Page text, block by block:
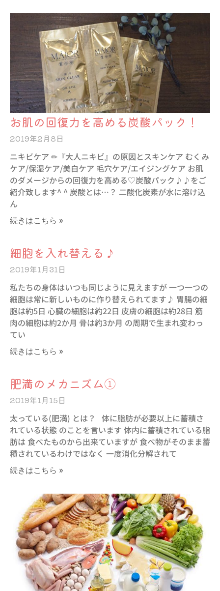
お肌の回復力を高める炭酸パック！
2019年2月8日
ニキビケア ✏︎『大人ニキビ』の原因とスキンケア むくみ
ケア/保湿ケア/美白ケア 毛穴ケア/エイジングケア お肌
のダメージからの回復力を高める♡炭酸パック♪♪をご
紹介致します^ ^ 炭酸とは…？ 二酸化炭素が水に溶け込
ん
続きはこちら »
細胞を入れ替える♪
2019年1月31日
私たちの身体はいつも同じように見えますが 一つ一つの
細胞は常に新しいものに作り替えられてます♪ 胃腸の細
胞は約5日 心臓の細胞は約22日 皮膚の細胞は約28日 筋
肉の細胞は約2か月 骨は約3か月 の周期で生まれ変わっ
てい
続きはこちら »
肥満のメカニズム①
2019年1月15日
太っている(肥満) とは？ 体に脂肪が必要以上に蓄積さ
れている状態 のことを言います 体内に蓄積されている脂
肪は 食べたものから出来ていますが 食べ物がそのまま蓄
積されているわけではなく 一度消化分解されて
続きはこちら »